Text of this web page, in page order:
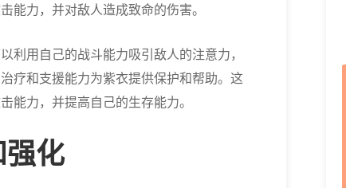
能力，并对敌人造成致命的伤害。
利用自己的战斗能力吸引敌人的注意力，
疗和支援能力为紫衣提供保护和帮助。这
能力，并提高自己的生存能力。
强化